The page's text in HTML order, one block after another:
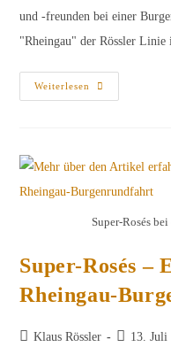
und -freunden bei einer
"Rheingau" der Rössler
Weiterlesen
Was
Macht
Super-Rosés
Super-Rosés –
Rheingau-
Beitrags-
Klaus Rössler
Beitrag
13. Juli